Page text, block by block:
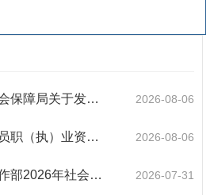
阿坝州人力资源和社会保障局关于发布阿坝州2026年高校毕业生“三支一扶”计划拟招募人员名单（第一批）的公告 2026-08-06
关于领取专业技术人员职（执）业资格证书的通知（2026年第三期） 2026-08-06
中共阿坝州委社会工作部2026年社会工作服务政策性岗位招募公告 2026-07-31